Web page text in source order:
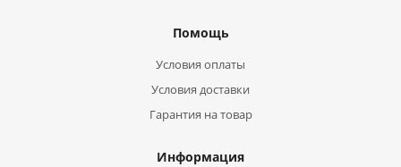
Помощь
Условия оплаты
Условия доставки
Гарантия на товар
Информация